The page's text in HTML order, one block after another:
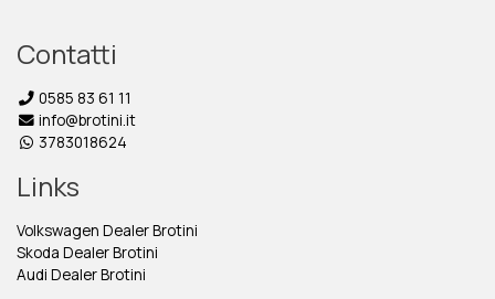
Contatti
0585 83 61 11
info@brotini.it
3783018624
Links
Volkswagen Dealer Brotini
Skoda Dealer Brotini
Audi Dealer Brotini